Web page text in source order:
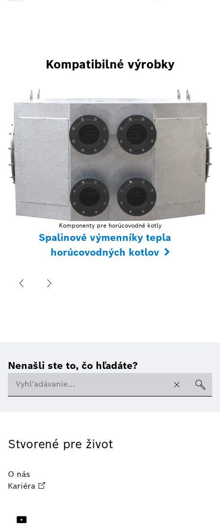
Kompatibilné výrobky
Komponenty pre horúcovodné kotly
Spalinové výmenníky tepla
horúcovodných kotlov
Nenašli ste to, čo hľadáte?
Stvorené pre život
O nás
Kariéra